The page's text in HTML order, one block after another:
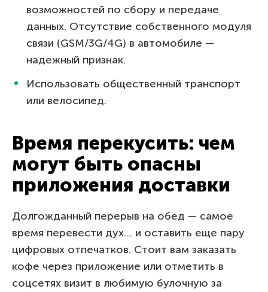
возможностей по сбору и передаче
данных. Отсутствие собственного модуля
связи (GSM/3G/4G) в автомобиле —
надежный признак.
Использовать общественный транспорт
или велосипед.
Время перекусить: чем
могут быть опасны
приложения доставки
Долгожданный перерыв на обед — самое
время перевести дух… и оставить еще пару
цифровых отпечатков. Стоит вам заказать
кофе через приложение или отметить в
соцсетях визит в любимую булочную за